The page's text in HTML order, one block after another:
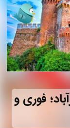
فوری و